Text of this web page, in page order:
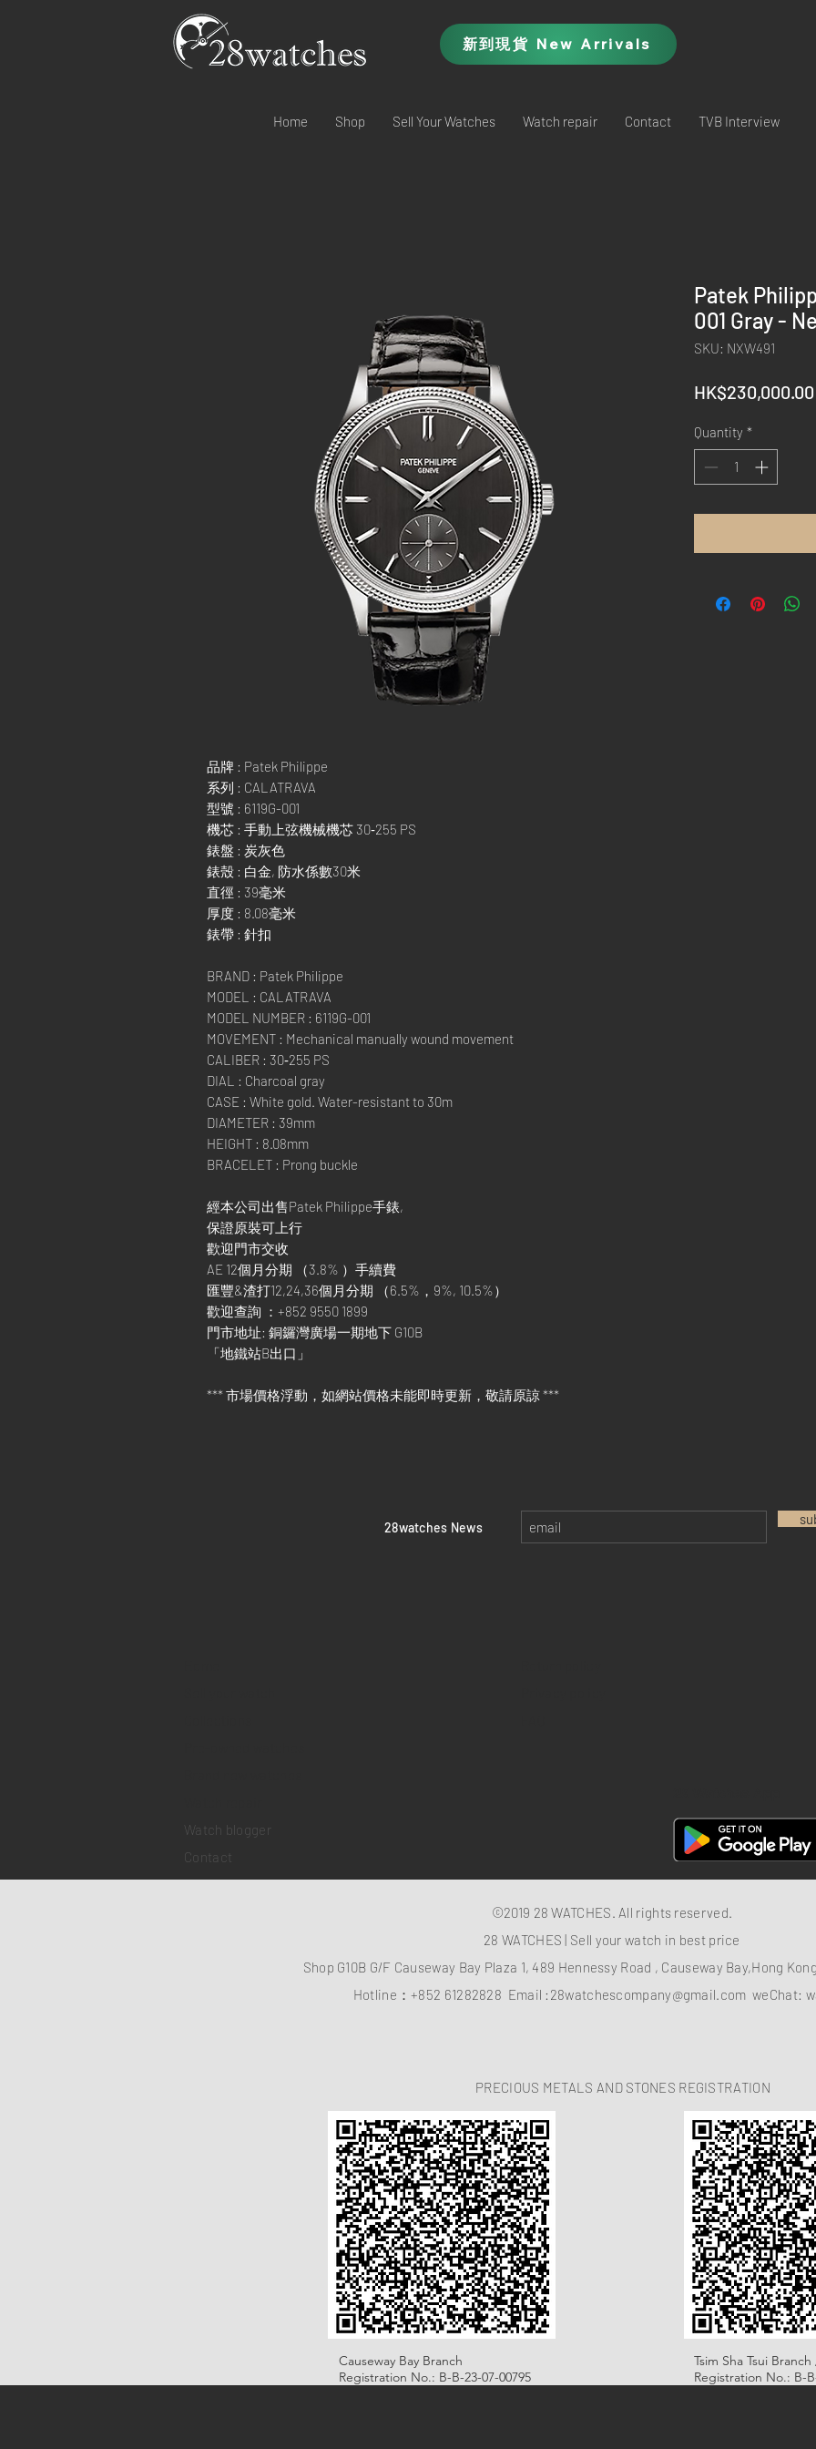
新到現貨 New Arrivals
Home Shop Sell Your Watches Watch repair Contact TVB Interview
品牌 : Patek Philippe
系列 : CALATRAVA
型號 : 6119G-001
機芯 : 手動上弦機械機芯 30‑255 PS
錶盤 : 炭灰色
錶殼 : 白金, 防水係數30米
直徑 : 39毫米
厚度 : 8.08毫米
錶帶 : 針扣
BRAND : Patek Philippe
MODEL : CALATRAVA
MODEL NUMBER : 6119G-001
MOVEMENT : Mechanical manually wound movement
CALIBER : 30‑255 PS
DIAL : Charcoal gray
CASE : White gold. Water-resistant to 30m
DIAMETER : 39mm
HEIGHT : 8.08mm
BRACELET : Prong buckle
經本公司出售Patek Philippe手錶,
保證原裝可上行
歡迎門市交收
AE 12個月分期 （3.8% ）手續費
匯豐&渣打12,24,36個月分期 （6.5%，9%, 10.5%）
歡迎查詢 ：+852 9550 1899
門市地址: 銅鑼灣廣場一期地下 G10B
「地鐵站B出口」
*** 市場價格浮動，如網站價格未能即時更新，敬請原諒 ***
Patek
001 Gray -
SKU: NXW491
HK$230,000.00
Quantity *
​28watches News
Watch blogger
Contact
©2019 28 WATCHES. All rights reserved.
28 WATCHES | Sell your watch in best price
Shop G10B G/F Causeway Bay Plaza 1, 489 Hennessy Road , Causeway Bay,Hong Kong
Hotline：+852 61282828 Email : 28watchescompany@gmail.com weChat:
PRECIOUS METALS AND STONES REGISTRATION
Causeway Bay Branch
Registration No.: B-B-23-07-00795
Tsim Sha Tsui
Registration No.: B-